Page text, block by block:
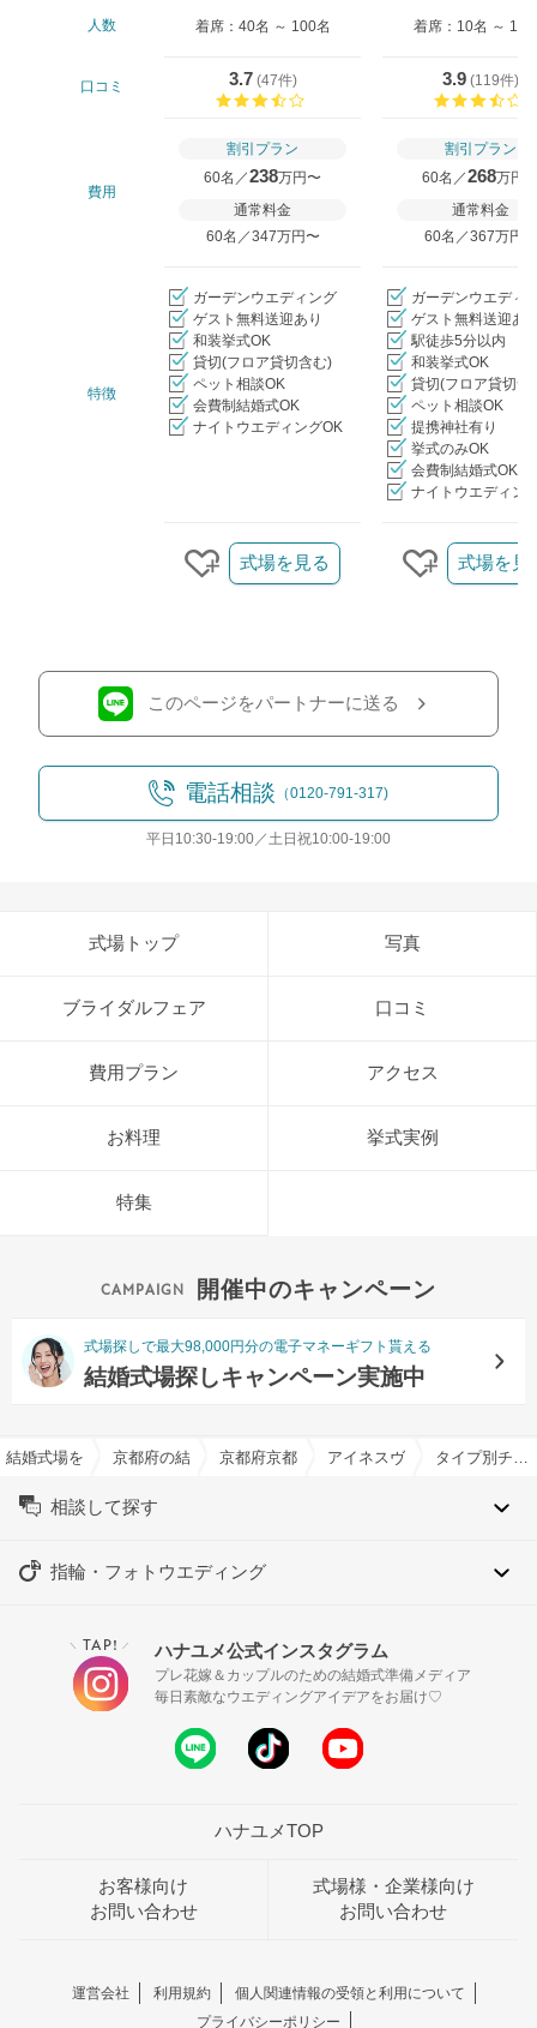
人数 着席：40名 ～ 100名 着席：10名 ～ 120
口コミ 3.7(47件)
3.9 (119件)
費用
割引プラン
60名／238万円〜
通常料金
60名／347万円〜
割引プラン
60名／268万円
通常料金
60名／367万円〜
特徴
ガーデンウエディング
ゲスト無料送迎あり
和装挙式OK
貸切(フロア貸切含む)
ペット相談OK
会費制結婚式OK
ナイトウエディングOK
ガーデンウエディ
ゲスト無料送迎あ
駅徒歩5分以内
和装挙式OK
貸切(フロア貸切含
ペット相談OK
提携神社有り
挙式のみOK
会費制結婚式OK
ナイトウエディン
クリップする
式場を見る
クリップす
式場を見
このページをパートナーに送る
電話相談 （0120-791-317)
平日10:30-19:00／土日祝10:00-19:00
式場トップ 写真
ブライダルフェア 口コミ
費用プラン アクセス
お料理 挙式実例
特集
開催中のキャンペーン
式場探しで最大98,000円分の電子マネーギフト貰える
結婚式場探しキャンペーン実施中
結婚式場を探すならハナユメ
京都府の結婚式場一覧京都府京都市の結婚式場一覧アイネスヴィラノッツェ 宝
相談して探す
指輪・フォトウエディング
＼ TAP! ／ ハナユメ公式インスタグラム
プレ花嫁＆カップルのための結婚式準備メディア
毎日素敵なウエディングアイデアをお届け♡
ハナユメTOP
お客様向け
お問い合わせ
式場様・企業様向け
お問い合わせ
運営会社 利用規約
個人関連情報の受領と利用について
プライバシーポリシー